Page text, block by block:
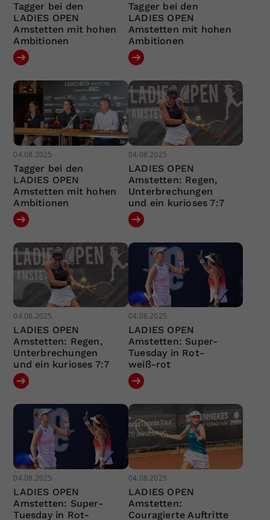
Tagger bei den
LADIES OPEN
Amstetten mit hohen
Ambitionen
Tagger bei den
LADIES OPEN
Amstetten mit hohen
Ambitionen
04.08.2025
Tagger bei den
LADIES OPEN
Amstetten mit hohen
Ambitionen
04.08.2025
LADIES OPEN
Amstetten: Regen,
Unterbrechungen
und ein kurioses 7:7
04.08.2025
LADIES OPEN
Amstetten: Regen,
Unterbrechungen
und ein kurioses 7:7
04.08.2025
LADIES OPEN
Amstetten: Super-
Tuesday in Rot-
weiß-rot
04.08.2025
LADIES OPEN
Amstetten: Super-
Tuesday in Rot-
04.08.2025
LADIES OPEN
Amstetten:
Couragierte Auftritte